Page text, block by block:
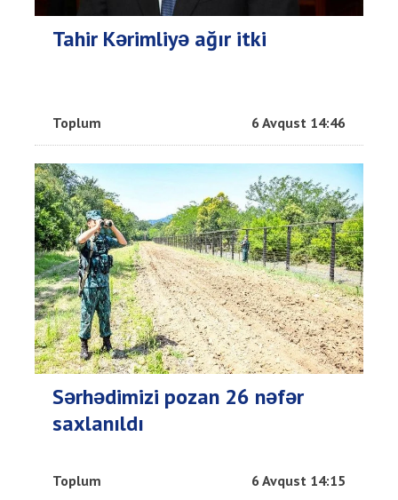
Tahir Kərimliyə ağır itki
Toplum 6 Avqust 14:46
Sərhədimizi pozan 26 nəfər
saxlanıldı
Toplum 6 Avqust 14:15